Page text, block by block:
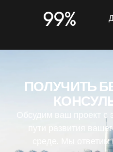
99%
ПОЛУЧИТЬ
Обсудим ваш проект с
пути развития
среде. Мы